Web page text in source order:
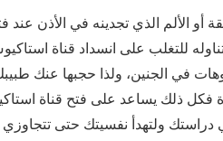
أو الألم الذي تجدينه في الأذن
للتغلب على انسداد قناة
في الجنين، ولذا حجبها عنك
فكل ذلك يساعد على فتح قناة
ولتهدأ نفسيتك حتى